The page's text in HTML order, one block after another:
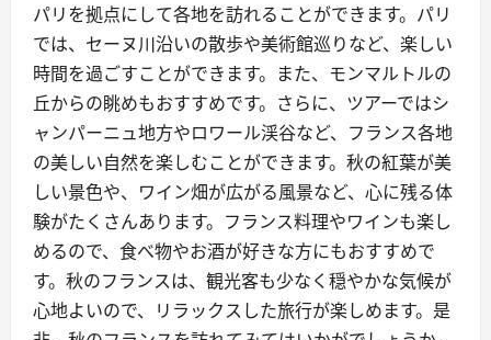
パリを拠点にして各地を訪れることができます。パリ
では、セーヌ川沿いの散歩や美術館巡りなど、楽しい
時間を過ごすことができます。また、モンマルトルの
丘からの眺めもおすすめです。さらに、ツアーではシ
ャンパーニュ地方やロワール渓谷など、フランス各地
の美しい自然を楽しむことができます。秋の紅葉が美
しい景色や、ワイン畑が広がる風景など、心に残る体
験がたくさんあります。フランス料理やワインも楽し
めるので、食べ物やお酒が好きな方にもおすすめで
す。秋のフランスは、観光客も少なく穏やかな気候が
心地よいので、リラックスした旅行が楽しめます。是